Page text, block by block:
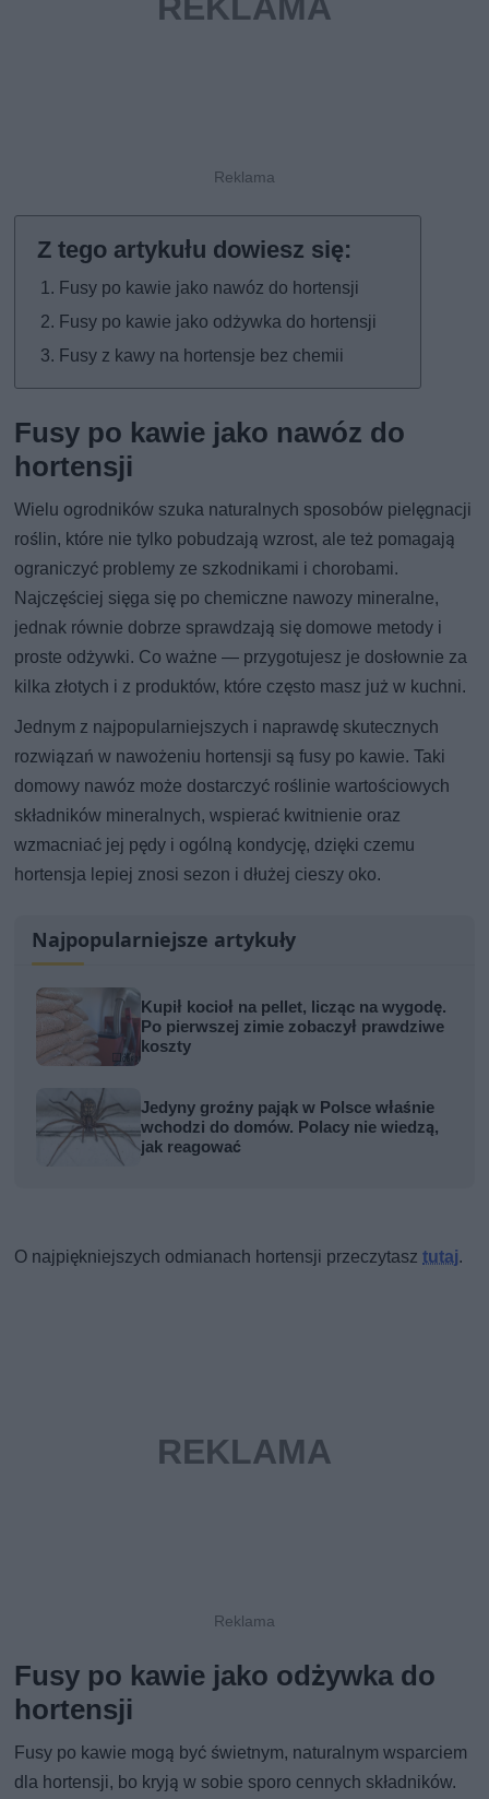
Fusy po kawie jako nawóz do hortensji
Fusy po kawie jako odżywka do hortensji
Fusy z kawy na hortensje bez chemii
Fusy po kawie jako nawóz do
hortensji
Wielu ogrodników szuka naturalnych sposobów pielęgnacji
roślin, które nie tylko pobudzają wzrost, ale też pomagają
ograniczyć problemy ze szkodnikami i chorobami.
Najczęściej sięga się po chemiczne nawozy mineralne,
jednak równie dobrze sprawdzają się domowe metody i
proste odżywki. Co ważne — przygotujesz je dosłownie za
kilka złotych i z produktów, które często masz już w kuchni.
Jednym z najpopularniejszych i naprawdę skutecznych
rozwiązań w nawożeniu hortensji są fusy po kawie. Taki
domowy nawóz może dostarczyć roślinie wartościowych
składników mineralnych, wspierać kwitnienie oraz
wzmacniać jej pędy i ogólną kondycję, dzięki czemu
hortensja lepiej znosi sezon i dłużej cieszy oko.
Najpopularniejsze artykuły
Kupił kocioł na pellet, licząc na wygodę.
Po pierwszej zimie zobaczył prawdziwe
koszty
Jedyny groźny pająk w Polsce właśnie
wchodzi do domów. Polacy nie wiedzą,
jak reagować
O najpiękniejszych odmianach hortensji przeczytasztutaj.
Fusy po kawie jako odżywka do
hortensji
Fusy po kawie mogą być świetnym, naturalnym wsparciem
dla hortensji, bo kryją w sobie sporo cennych składników.